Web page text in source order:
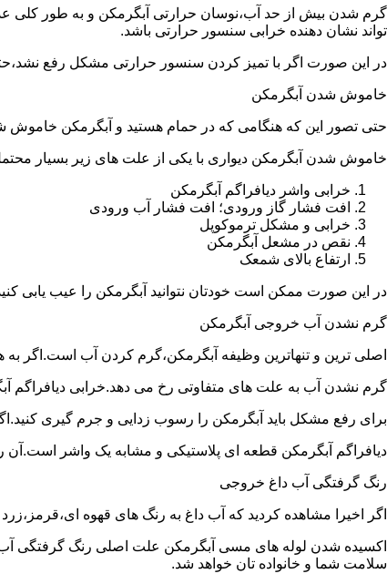
گرم شدن بیش از حد آب،نوسان حرارتی آبگرمکن و به طور کلی
تواند نشان دهنده خرابی سنسور حرارتی باشد.
در این صورت اگر با تمیز کردن سنسور حرارتی مشکل رفع
خاموش شدن آبگرمکن
حتی تصور این که هنگامی که در حمام هستید و آبگرمکن
خاموش شدن آبگرمکن دیواری با یکی از علت های زیر بسیار
خرابی واشر دیافراگم آبگرمکن
افت فشار گاز ورودی؛ افت فشار آب ورودی
خرابی و مشکل ترموکوپل
نقص در مشعل آبگرمکن
ارتفاع بالای شمعک
در این صورت ممکن است خودتان نتوانید آبگرمکن را عیب یابی
گرم نشدن آب خروجی آبگرمکن
اصلی ترین و تنهاترین وظیفه آبگرمکن،گرم کردن آب است.اگر به
گرم نشدن آب به علت های متفاوتی رخ می دهد.خرابی
برای رفع مشکل باید آبگرمکن را رسوب زدایی و جرم گیری
دیافراگم آبگرمکن قطعه ای پلاستیکی و مشابه یک واشر است.آن
رنگ گرفتگی آب داغ خروجی
اگر اخیرا مشاهده کردید که آب داغ به رنگ های قهوه
اکسیده شدن لوله های مسی آبگرمکن علت اصلی رنگ گرفتگی آب
سلامت شما و خانواده تان خواهد شد.